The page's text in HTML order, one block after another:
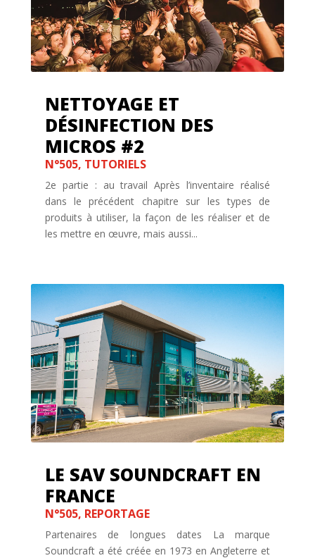
NETTOYAGE ET
DÉSINFECTION DES
MICROS #2
N°505, TUTORIELS
2e partie : au travail Après l’inventaire réalisé
dans le précédent chapitre sur les types de
produits à utiliser, la façon de les réaliser et de
les mettre en œuvre, mais aussi...
LE SAV SOUNDCRAFT EN
FRANCE
N°505, REPORTAGE
Partenaires de longues dates La marque
Soundcraft a été créée en 1973 en Angleterre et